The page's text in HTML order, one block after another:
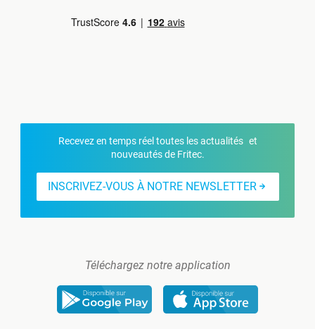
Recevez en temps réel toutes les actualités et
nouveautés de Fritec.
INSCRIVEZ-VOUS À NOTRE NEWSLETTER
Téléchargez notre application